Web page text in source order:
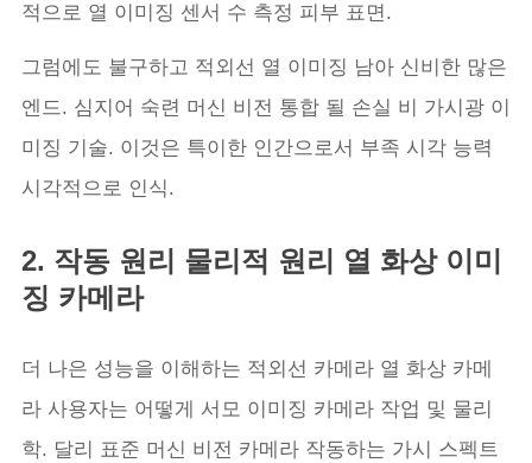
적으로 열 이미징 센서 수 측정 피부 표면.
그럼에도 불구하고 적외선 열 이미징 남아 신비한 많은
엔드. 심지어 숙련 머신 비전 통합 될 손실 비 가시광 이
미징 기술. 이것은 특이한 인간으로서 부족 시각 능력
시각적으로 인식.
2. 작동 원리 물리적 원리 열 화상 이미
징 카메라
더 나은 성능을 이해하는 적외선 카메라 열 화상 카메
라 사용자는 어떻게 서모 이미징 카메라 작업 및 물리
학. 달리 표준 머신 비전 카메라 작동하는 가시 스펙트